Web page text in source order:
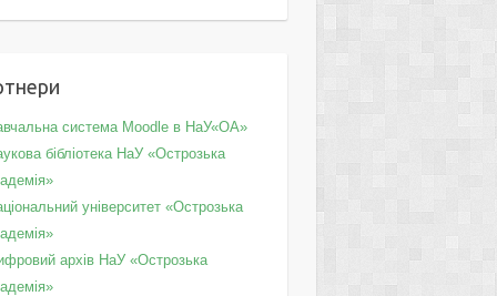
система Moodle в НаУ«ОА»
бібліотека НаУ «Острозька
університет «Острозька
архів НаУ «Острозька